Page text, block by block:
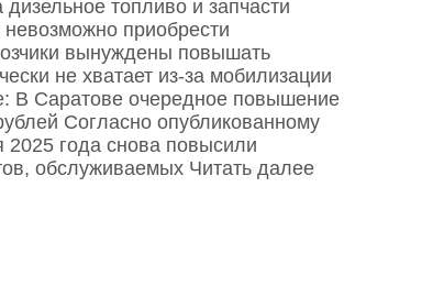
топливо и запчасти
приобрести
вынуждены повышать
не хватает из‑за мобилизации
В Саратове очередное повышение
Согласно опубликованному
2025 года снова повысили
обслуживаемых Читать далее